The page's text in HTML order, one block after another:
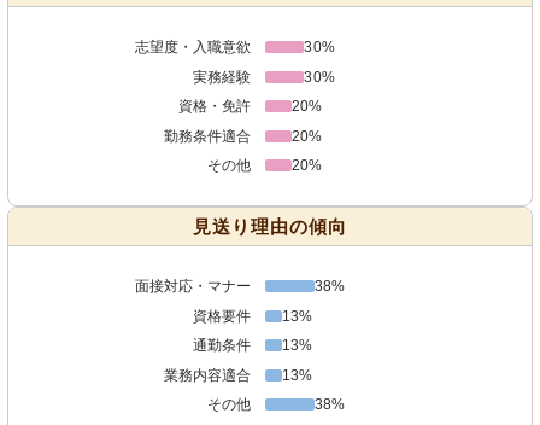
志望度・入職意欲
30%
実務経験
30%
資格・免許
20%
勤務条件適合
20%
その他
20%
見送り理由の傾向
面接対応・マナー
38%
資格要件
13%
通勤条件
13%
業務内容適合
13%
その他
38%